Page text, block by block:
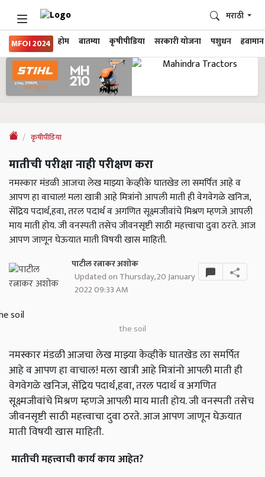
MFOI 2024 होम बातम्या कृषीपीडिया सरकारी योजना पशुधन हवामान
मराठी
कृषीपीडिया
मातीची परीक्षा नाही परीक्षण करा
नमस्कार मंडळी आजचा लेख माझ्या केव्हीके घातखेड ला समर्पित आहे व
आपण हा वाचाल! मला खात्री आहे मित्रांनो आपली माती ही वेगवेगळे खनिज,
सेंद्रिय पदार्थ,हवा, तरल पदार्थ व अगणित सूक्ष्मजीवांचे मिश्रण म्हणजे आपली
माय माती होय. जी वनस्पती तसेच जीवनसृष्टी साठी महत्त्वाचा दुवा ठरते. आज
आपण जाणून घेऊयात माती विषयी खास माहिती.
पाटील रत्नाकर अशोक
Updated on Thursday, 20 January
2022 09:33 AM
the soil
नमस्कार मंडळी आजचा लेख माझ्या केव्हीके घातखेड ला समर्पित
आहे व आपण हा वाचाल! मला खात्री आहे मित्रांनो आपली माती ही
वेगवेगळे खनिज, सेंद्रिय पदार्थ,हवा, तरल पदार्थ व अगणित
सूक्ष्मजीवांचे मिश्रण म्हणजे आपली माय माती होय. जी वनस्पती तसेच
जीवनसृष्टी साठी महत्त्वाचा दुवा ठरते. आज आपण जाणून घेऊयात
माती विषयी खास माहिती.
मातीची महत्त्वाची कार्य काय आहेत?